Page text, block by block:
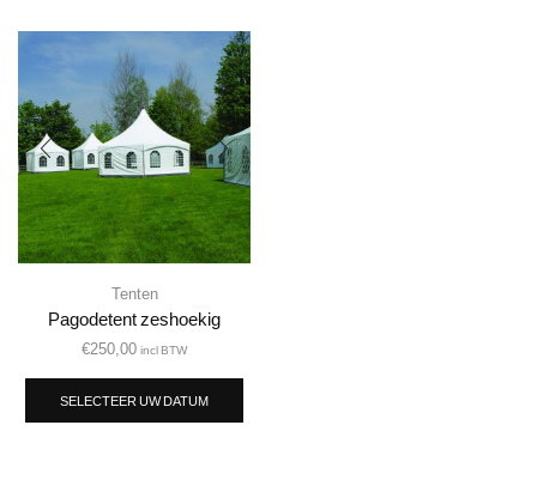
Tenten
Pagodetent zeshoekig
€250,00 incl BTW
SELECTEER UW DATUM